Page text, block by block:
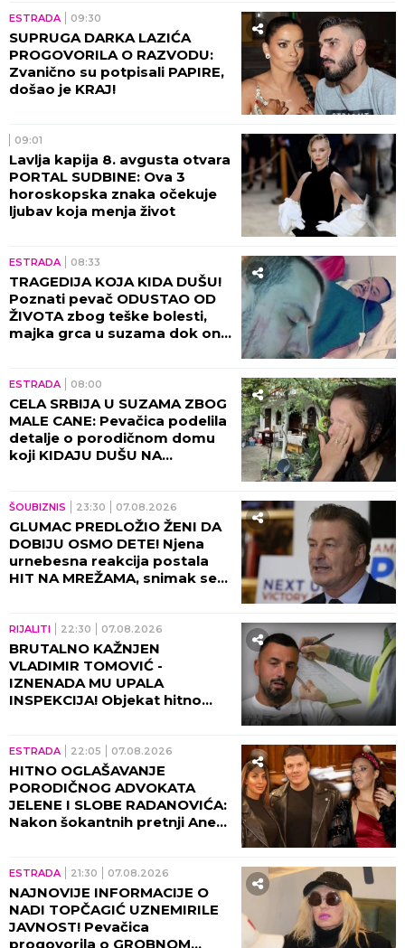
ESTRADA 09:30
SUPRUGA DARKA LAZIĆA
PROGOVORILA O RAZVODU:
Zvanično su potpisali PAPIRE,
došao je KRAJ!
09:01
Lavlja kapija 8. avgusta otvara
PORTAL SUDBINE: Ova 3
horoskopska znaka očekuje
ljubav koja menja život
ESTRADA 08:33
TRAGEDIJA KOJA KIDA DUŠU!
Poznati pevač ODUSTAO OD
ŽIVOTA zbog teške bolesti,
majka grca u suzama dok on
ESTRADA 08:00
CELA SRBIJA U SUZAMA ZBOG
MALE CANE: Pevačica podelila
detalje o porodičnom domu
koji KIDAJU DUŠU NA
ŠOUBIZNIS 23:30 07.08.2026
GLUMAC PREDLOŽIO ŽENI DA
DOBIJU OSMO DETE! Njena
urnebesna reakcija postala
HIT NA MREŽAMA, snimak se
RIJALITI 22:30 07.08.2026
BRUTALNO KAŽNJEN
VLADIMIR TOMOVIĆ -
IZNENADA MU UPALA
INSPEKCIJA! Objekat hitno
ESTRADA 22:05 07.08.2026
HITNO OGLAŠAVANJE
PORODIČNOG ADVOKATA
JELENE I SLOBE RADANOVIĆA:
Nakon šokantnih pretnji Ane
ESTRADA 21:30 07.08.2026
NAJNOVIJE INFORMACIJE O
NADI TOPČAGIĆ UZNEMIRILE
JAVNOST! Pevačica
progovorila o GROBNOM